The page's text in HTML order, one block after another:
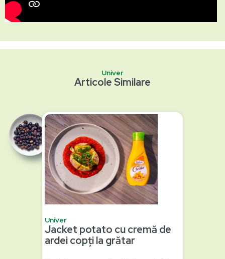
Univer
Articole Similare
Univer
Jacket potato cu cremă de
ardei copți la grătar